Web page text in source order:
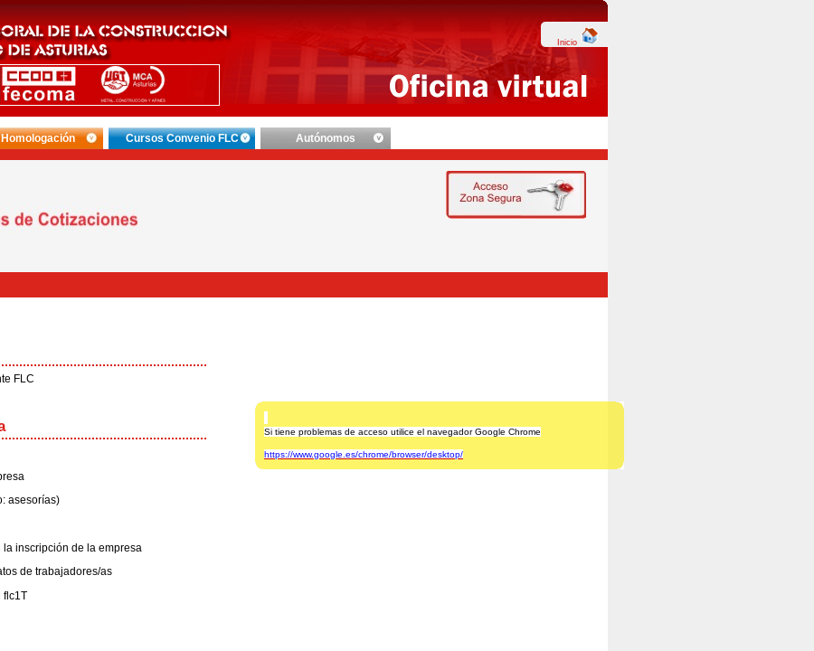
Inicio
Homologación Cursos Convenio FLC Autónomos
Si tiene problemas de acceso utilice el navegador Google Chrome
https://www.google.es/chrome/browser/desktop/
FLC
asesorías)
inscripción de la empresa
de trabajadores/as
flc1T